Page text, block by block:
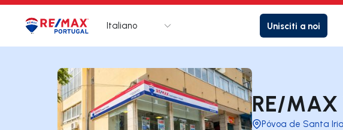
Logo Vai alla homepage
Italiano Unisciti a noi
RE/
Póvoa de Santa